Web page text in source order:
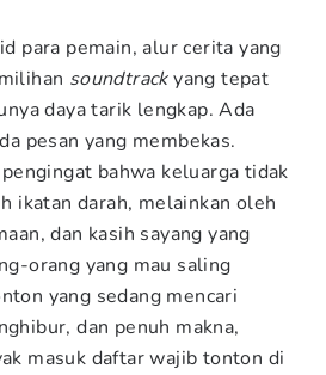
para pemain, alur cerita yang
soundtrackyang tepat
daya tarik lengkap. Ada
pesan yang membekas.
bahwa keluarga tidak
ikatan darah, melainkan oleh
dan kasih sayang yang
orang yang mau saling
yang sedang mencari
dan penuh makna,
masuk daftar wajib tonton di